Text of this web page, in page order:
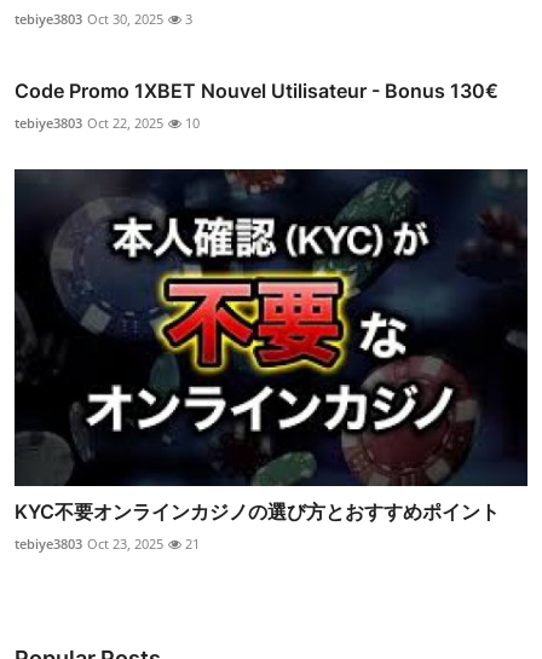
tebiye3803 Oct 30, 2025 3
Code Promo 1XBET Nouvel Utilisateur - Bonus 130€
tebiye3803 Oct 22, 2025 10
KYC不要オンラインカジノの選び方とおすすめポイント
tebiye3803 Oct 23, 2025 21